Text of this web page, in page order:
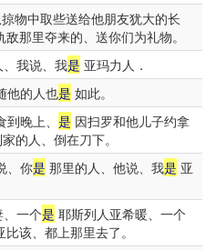
物中取些送给他朋友犹大的长
敌那里夺来的、送你们为礼物。
我说、我是 亚玛力人．
他的人也是 如此。
晚上、 是 因扫罗和他儿子约拿
的人、倒在刀下。
、你是 那里的人、他说、我是 亚
一个是 耶斯列人亚希暖、一个
该、都上那里去了。